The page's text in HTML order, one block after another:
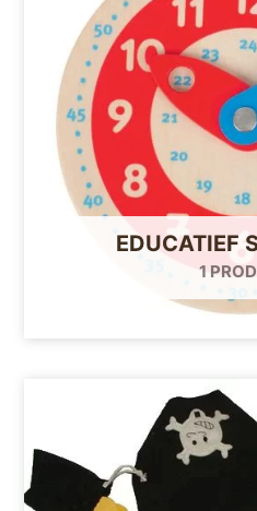
EDUCATIEF
1